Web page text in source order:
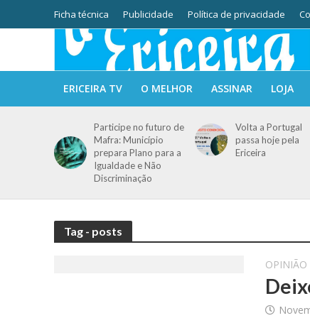
Ficha técnica Publicidade Política de privacidade
ERICEIRA TV O MELHOR ASSINAR LOJA
Participe no futuro de
Mafra: Município
prepara Plano para a
Igualdade e Não
Discriminação
Volta a Portugal
passa hoje pela
Ericeira
Tag - posts
OPINIÃO